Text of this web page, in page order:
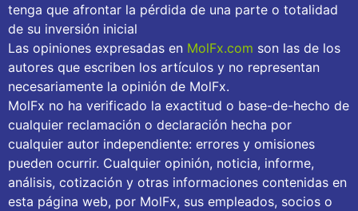
tenga que afrontar la pérdida de una parte o totalidad
de su inversión inicial
Las opiniones expresadas en MolFx.com son las de los
autores que escriben los artículos y no representan
necesariamente la opinión de MolFx.
MolFx no ha verificado la exactitud o base-de-hecho de
cualquier reclamación o declaración hecha por
cualquier autor independiente: errores y omisiones
pueden ocurrir. Cualquier opinión, noticia, informe,
análisis, cotización y otras informaciones contenidas en
esta página web, por MolFx, sus empleados, socios o